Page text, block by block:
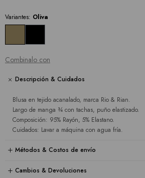
Variantes: Oliva
Combinalo con
Descripción & Cuidados
Blusa en tejido acanalado, marca Rio & Rian.
Largo de manga ¾ con tachas, puño elastizado.
Composición: 95% Rayón, 5% Elastano.
Cuidados: Lavar a máquina con agua fría.
Métodos & Costos de envío
Cambios & Devoluciones